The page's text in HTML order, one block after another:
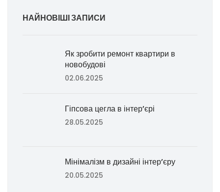
НАЙНОВІШІ ЗАПИСИ
Як зробити ремонт квартири в
новобудові
02.06.2025
Гіпсова цегла в інтер’єрі
28.05.2025
Мінімалізм в дизайні інтер’єру
20.05.2025